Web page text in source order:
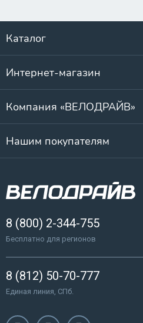
Каталог
Интернет-магазин
Компания «ВЕЛОДРАЙВ»
Нашим покупателям
8 (800) 2-344-755
Бесплатно для регионов
8 (812) 50-70-777
Единая линия, СПб.